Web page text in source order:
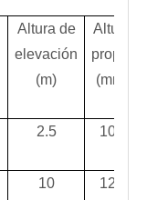
Altura de
elevación
(m)
Altura
propia
(mm)
2.5 100
10 120